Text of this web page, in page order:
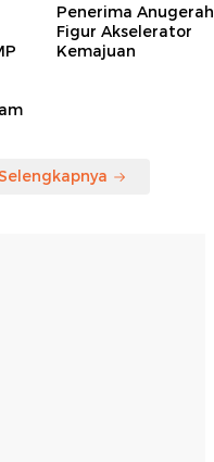
Penerima Anugerah
Figur Akselerator
Kemajuan